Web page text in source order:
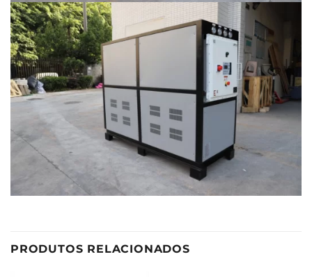
PRODUTOS RELACIONADOS